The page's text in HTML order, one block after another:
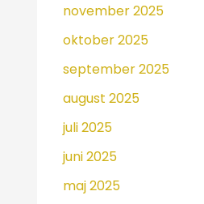
november 2025
oktober 2025
september 2025
august 2025
juli 2025
juni 2025
maj 2025